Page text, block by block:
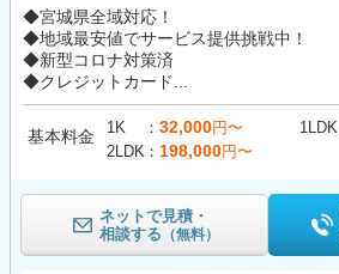
◆宮城県全域対応！
◆地域最安値でサービス提供挑戦中！
◆新型コロナ対策済
◆クレジットカード...
基本料金 1K 32,000円〜 1LDK
2LDK
198,000円〜
ネットで見積・
相談する （無料）